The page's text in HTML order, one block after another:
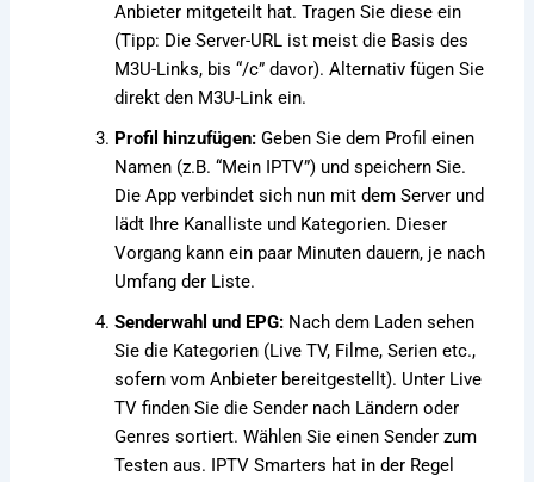
Anbieter mitgeteilt hat. Tragen Sie diese ein
(Tipp: Die Server-URL ist meist die Basis des
M3U-Links, bis “/c” davor). Alternativ fügen Sie
direkt den M3U-Link ein.
Profil hinzufügen: Geben Sie dem Profil einen
Namen (z.B. “Mein IPTV”) und speichern Sie.
Die App verbindet sich nun mit dem Server und
lädt Ihre Kanalliste und Kategorien. Dieser
Vorgang kann ein paar Minuten dauern, je nach
Umfang der Liste.
Senderwahl und EPG: Nach dem Laden sehen
Sie die Kategorien (Live TV, Filme, Serien etc.,
sofern vom Anbieter bereitgestellt). Unter Live
TV finden Sie die Sender nach Ländern oder
Genres sortiert. Wählen Sie einen Sender zum
Testen aus. IPTV Smarters hat in der Regel